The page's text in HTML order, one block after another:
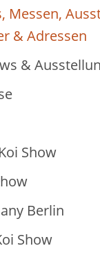
Messen,
& Adressen
&
Show
Berlin
Show